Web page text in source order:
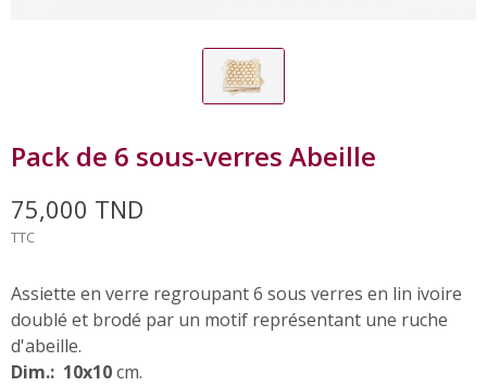
Pack de 6 sous-verres Abeille
75,000 TND
TTC
Assiette en verre regroupant 6 sous verres en lin ivoire
doublé et brodé par un motif représentant une ruche
d'abeille.
Dim.: 10x10cm.